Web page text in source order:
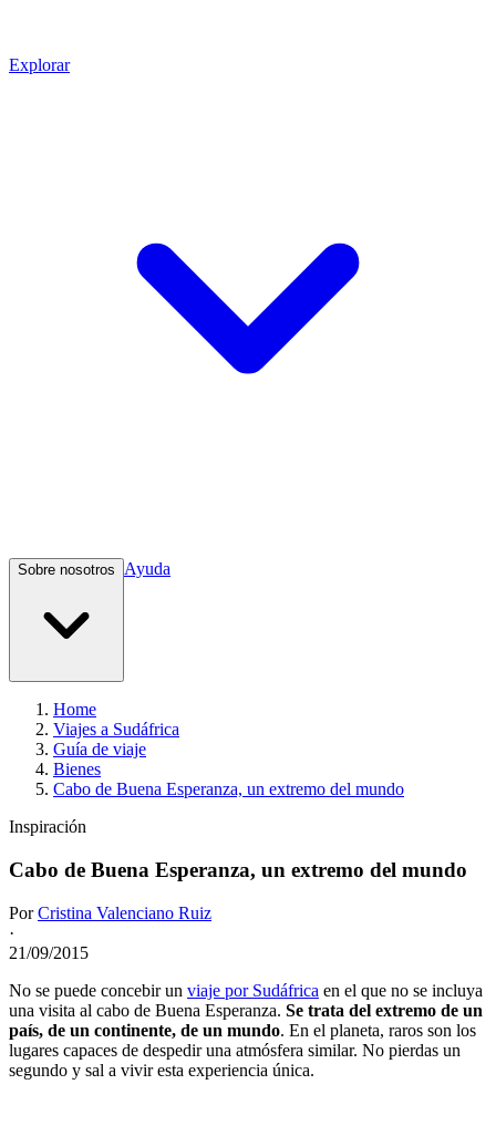
Explorar
Sobre nosotros Ayuda
Home
Viajes a Sudáfrica
Guía de viaje
Bienes
Cabo de Buena Esperanza, un extremo del mundo
Inspiración
Cabo de Buena Esperanza, un extremo del mundo
PorCristina Valenciano Ruiz
·
21/09/2015
No se puede concebir un viaje por Sudáfrica en el que no se incluya
una visita al cabo de Buena Esperanza. Se trata del extremo de un
país, de un continente, de un mundo. En el planeta, raros son los
lugares capaces de despedir una atmósfera similar. No pierdas un
segundo y sal a vivir esta experiencia única.